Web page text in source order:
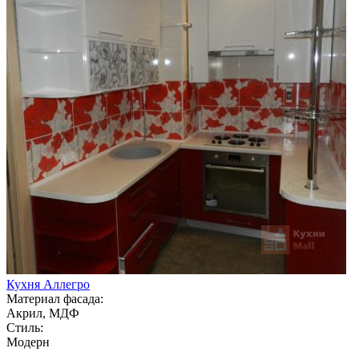
Кухня Аллегро
Материал фасада:
Акрил, МДФ
Стиль:
Модерн